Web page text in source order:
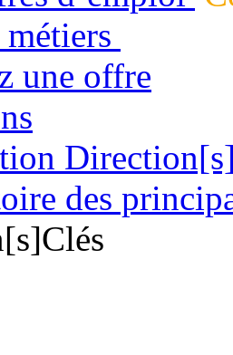
une offre
des